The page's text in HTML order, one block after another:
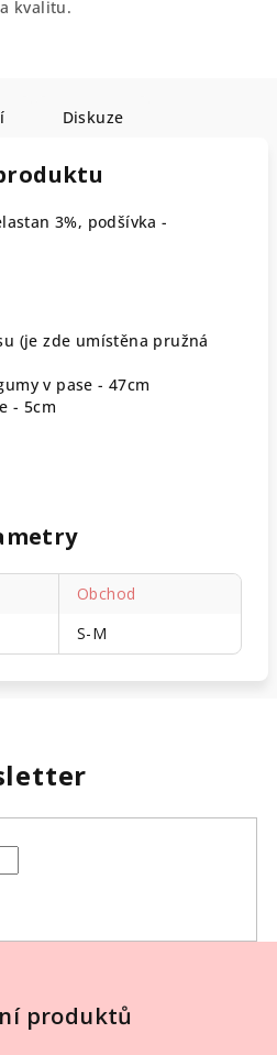
kvalitu.
Diskuze
3%, podšívka -
(je zde umístěna pružná
v pase - 47cm
- 5cm
Obchod
S-M
produktů